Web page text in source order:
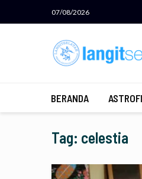
07/08/2026
BERANDA
Tag: celestia